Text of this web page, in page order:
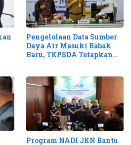
Pengelolaan Data Sumber
Daya Air Masuki Babak
Baru, TKPSDA Tetapkan
Program NADI JKN Bantu